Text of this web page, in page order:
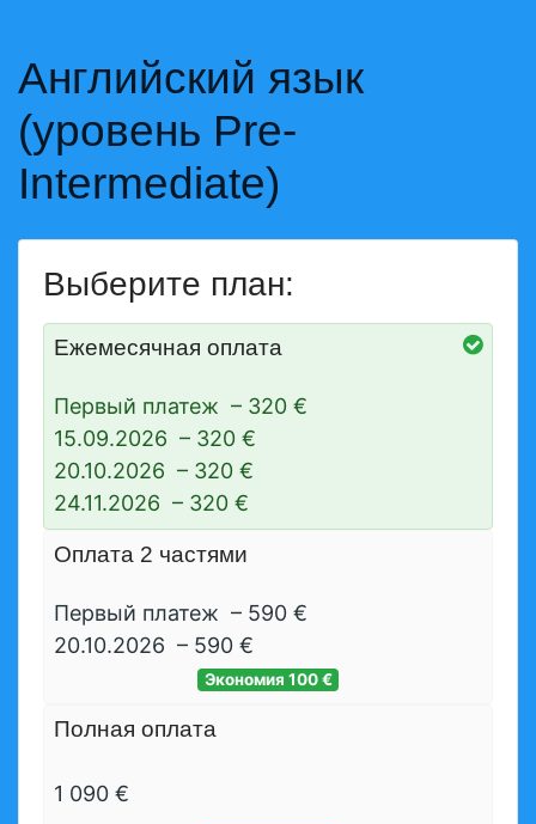
Английский язык
(уровень Pre-
Intermediate)
Выберите план:
Ежемесячная оплата
Первый платеж – 320 €
15.09.2026 – 320 €
20.10.2026 – 320 €
24.11.2026 – 320 €
Оплата 2 частями
Первый платеж – 590 €
20.10.2026 – 590 €
Экономия 100 €
Полная оплата
1 090 €